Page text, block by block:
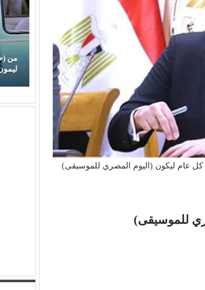
عام ليكون (اليوم المصري للموسيقى)
فصلًا جديدًا من النجاح.. (شبهي بالمللي)
عرش (أنغامي)
من